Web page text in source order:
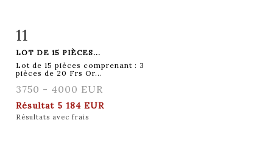
Fiche détaillée
11
LOT DE 15 PIÈCES...
Lot de 15 pièces comprenant : 3
pièces de 20 Frs Or...
3750 - 4000 EUR
Résultat 5 184 EUR
Résultats avec frais